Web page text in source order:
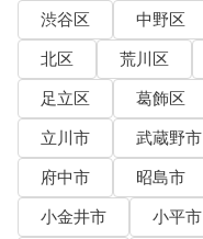
渋谷区
中野区
北区
荒川区
足立区
葛飾区
立川市
武蔵野市
府中市
昭島市
小金井市
小平市